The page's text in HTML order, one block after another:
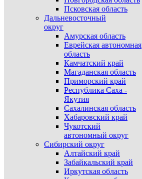
Псковская область
Дальневосточный
округ
Амурская область
Еврейская автономная
область
Камчатский край
Магаданская область
Приморский край
Республика Саха -
Якутия
Сахалинская область
Хабаровский край
Чукотский
автономный округ
Сибирский округ
Алтайский край
Забайкальский край
Иркутская область